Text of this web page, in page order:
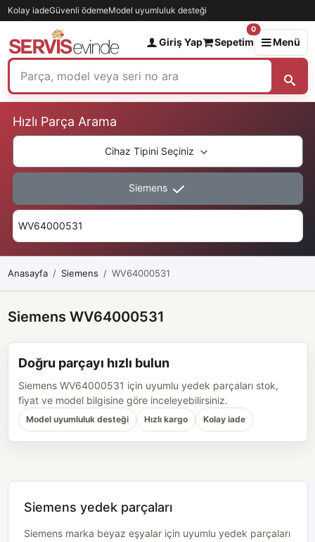
Kolay iadeGüvenli ödemeModel uyumluluk desteği
Giriş Yap Sepetim
0
Menü
Hızlı Parça Arama
Cihaz Tipini Seçiniz
Siemens
Anasayfa Siemens WV64000531
Siemens WV64000531
Doğru parçayı hızlı bulun
Siemens WV64000531 için uyumlu yedek parçaları stok,
fiyat ve model bilgisine göre inceleyebilirsiniz.
Model uyumluluk desteği Hızlı kargo Kolay iade
Siemens yedek parçaları
Siemens marka beyaz eşyalar için uyumlu yedek parçaları